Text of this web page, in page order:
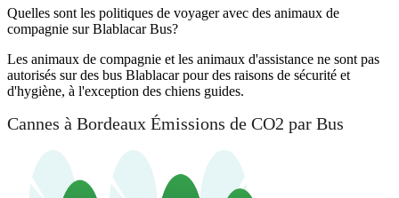
Quelles sont les politiques de voyager avec des animaux de
compagnie sur Blablacar Bus?
Les animaux de compagnie et les animaux d'assistance ne sont pas
autorisés sur des bus Blablacar pour des raisons de sécurité et
d'hygiène, à l'exception des chiens guides.
Cannes à Bordeaux Émissions de CO2 par Bus